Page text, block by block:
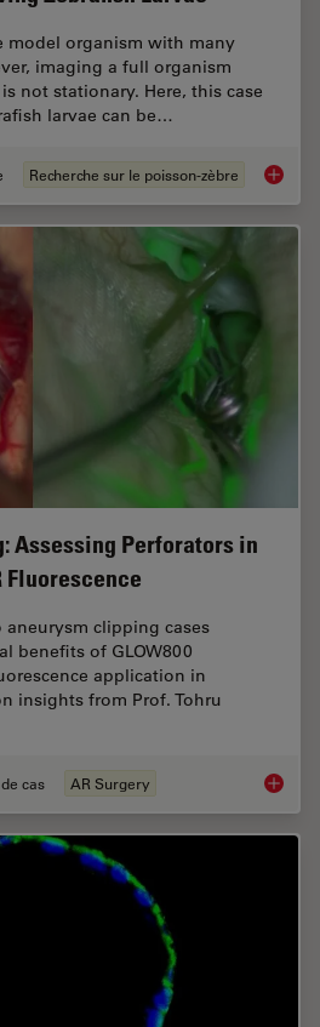
model organism with many
imaging a full organism
not stationary. Here, this case
larvae can be…
Recherche sur le poisson-zèbre
Assessing Perforators in
Fluorescence
clipping cases
benefits of GLOW800
application in
insights from Prof. Tohru
cas AR Surgery